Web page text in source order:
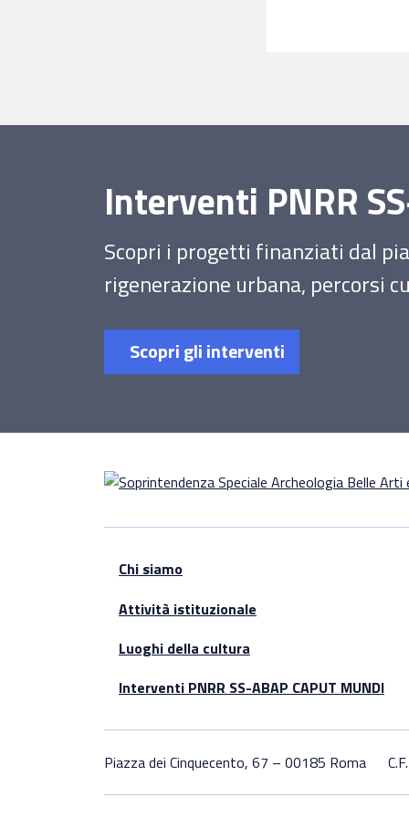
Interventi PNRR
Scopri i progetti finanziati dal
rigenerazione urbana, percorsi
Scopri gli interventi
Chi siamo
Attività istituzionale
Luoghi della cultura
Interventi PNRR SS-ABAP CAPUT MUNDI
Piazza dei Cinquecento, 67 – 00185 Roma